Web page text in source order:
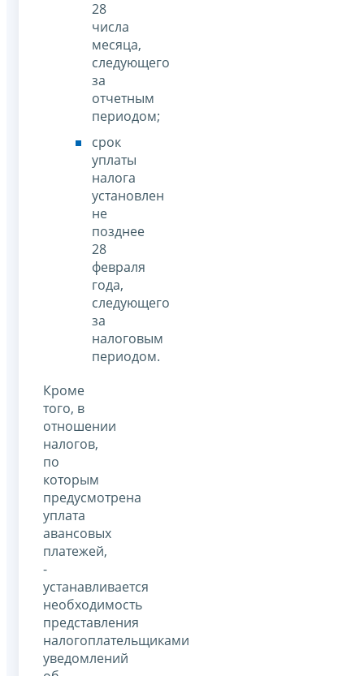
28
числа
месяца,
следующего
за
отчетным
периодом;
срок
уплаты
налога
установлен
не
позднее
28
февраля
года,
следующего
за
налоговым
периодом.
Кроме
того, в
отношении
налогов,
по
которым
предусмотрена
уплата
авансовых
платежей,
-
устанавливается
необходимость
представления
налогоплательщиками
уведомлений